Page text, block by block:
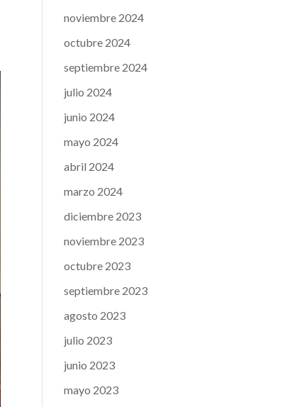
noviembre 2024
octubre 2024
septiembre 2024
julio 2024
junio 2024
mayo 2024
abril 2024
marzo 2024
diciembre 2023
noviembre 2023
octubre 2023
septiembre 2023
agosto 2023
julio 2023
junio 2023
mayo 2023